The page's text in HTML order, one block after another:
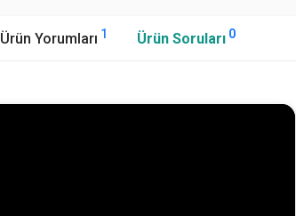
Ürün Yorumları 1 Ürün Soruları 0